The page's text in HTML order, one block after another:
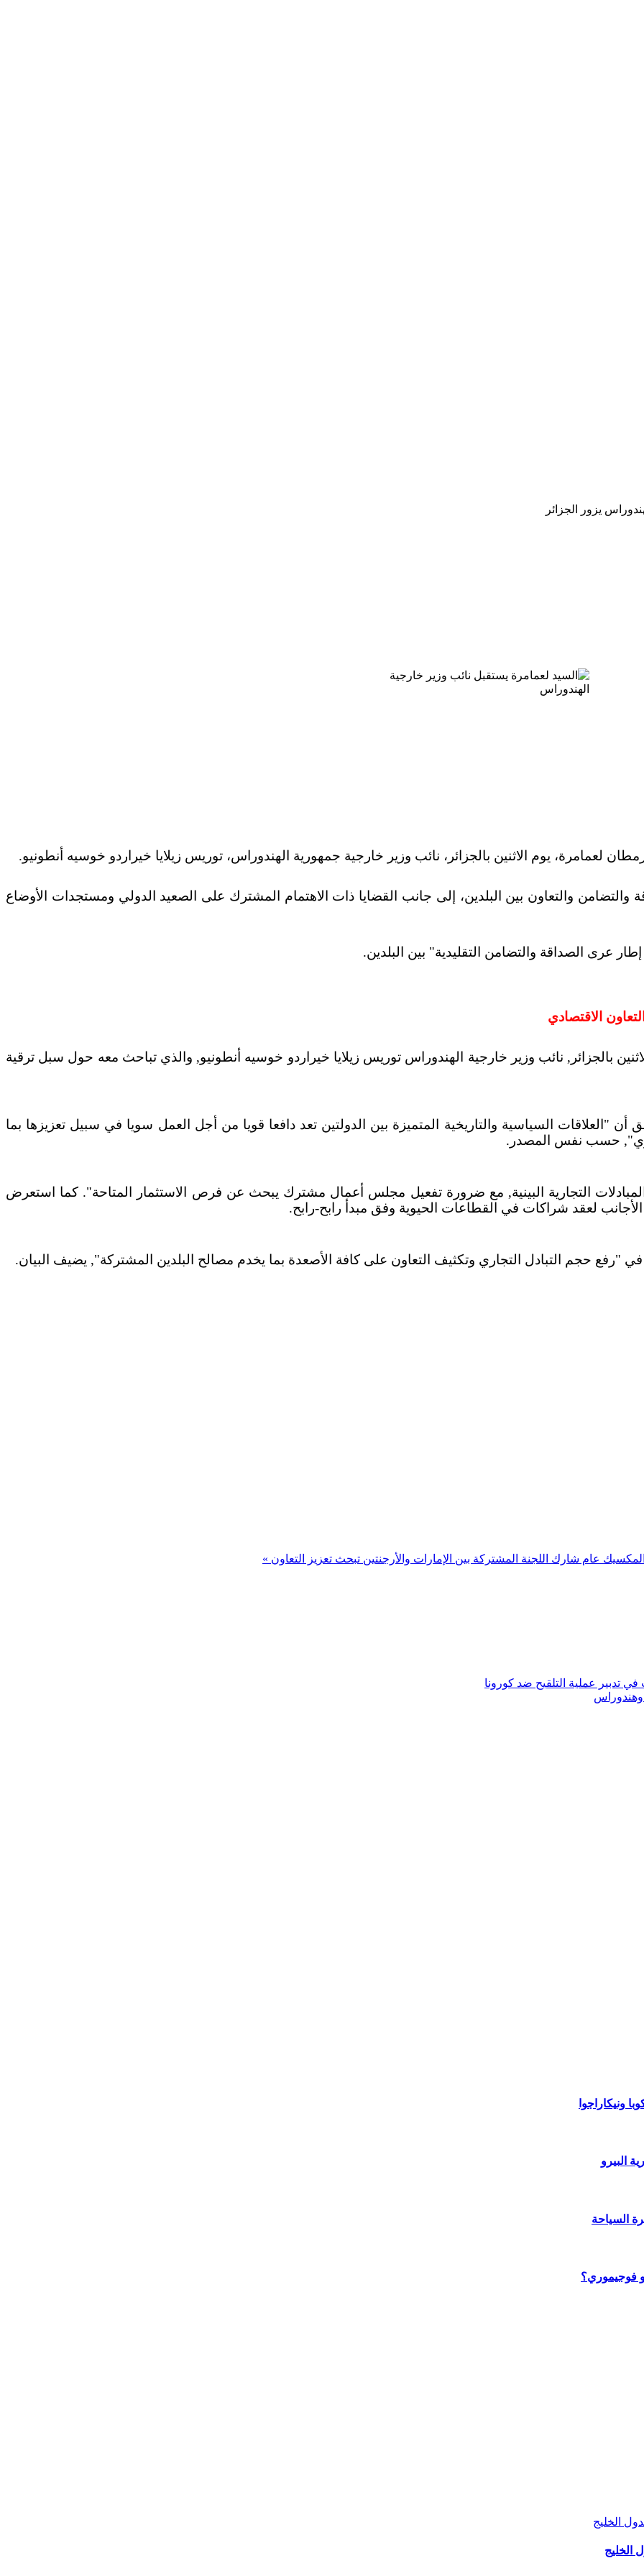
يزور الجزائر
لعمامرة، يوم الاثنين بالجزائر، نائب وزير خارجية جمهورية الهندوراس، توريس زيلايا خيراردو خوسيه أنطونيو.
والتعاون بين البلدين، إلى جانب القضايا ذات الاهتمام المشترك على الصعيد الدولي ومستجدات الأوضاع
عرى الصداقة والتضامن التقليدية" بين البلدين.
الاقتصادي
بالجزائر, نائب وزير خارجية الهندوراس توريس زيلايا خيراردو خوسيه أنطونيو, والذي تباحث معه حول سبل ترقية
أن "العلاقات السياسية والتاريخية المتميزة بين الدولتين تعد دافعا قويا من أجل العمل سويا في سبيل تعزيزها بما
حسب نفس المصدر.
التجارية البينية, مع ضرورة تفعيل مجلس أعمال مشترك يبحث عن فرص الاستثمار المتاحة". كما استعرض
لعقد شراكات في القطاعات الحيوية وفق مبدأ رابح-رابح.
في "رفع حجم التبادل التجاري وتكثيف التعاون على كافة الأصعدة بما يخدم مصالح البلدين المشتركة", يضيف البيان.
عام شارك اللجنة المشتركة بين الإمارات والأرجنتين تبحث تعزيز التعاون »
تدبير عملية التلقيح ضد كورونا
وهندوراس
ونيكاراجوا
البيرو
السياحة
فوجيموري؟
الخليج